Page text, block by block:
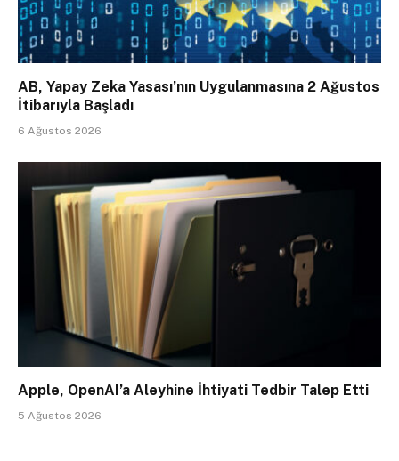
AB, Yapay Zeka Yasası’nın Uygulanmasına 2 Ağustos
İtibarıyla Başladı
6 Ağustos 2026
Apple, OpenAI’a Aleyhine İhtiyati Tedbir Talep Etti
5 Ağustos 2026